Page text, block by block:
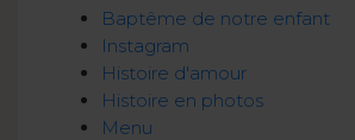
Baptême de notre enfant
Instagram
Histoire d'amour
Histoire en photos
Menu